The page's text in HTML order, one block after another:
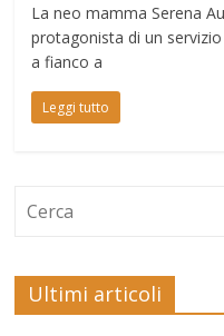
La neo mamma Serena
protagonista di un
a fianco a
Leggi tutto
Ultimi articoli